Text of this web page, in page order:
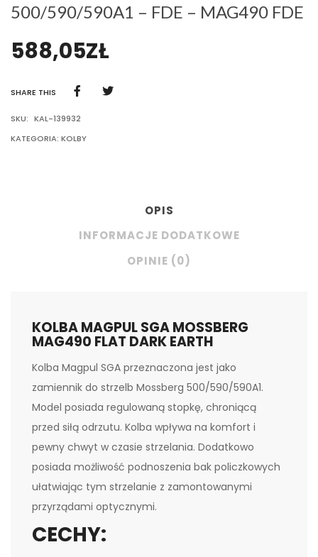
500/590/590A1 – FDE – MAG490 FDE
588,05ZŁ
SHARE THIS
SKU: KAL-139932
KATEGORIA: KOLBY
OPIS
INFORMACJE DODATKOWE
OPINIE (0)
KOLBA MAGPUL SGA MOSSBERG
MAG490 FLAT DARK EARTH
Kolba Magpul SGA przeznaczona jest jako
zamiennik do strzelb Mossberg 500/590/590A1.
Model posiada regulowaną stopkę, chroniącą
przed siłą odrzutu. Kolba wpływa na komfort i
pewny chwyt w czasie strzelania. Dodatkowo
posiada możliwość podnoszenia bak policzkowych
ułatwiając tym strzelanie z zamontowanymi
przyrządami optycznymi.
CECHY: